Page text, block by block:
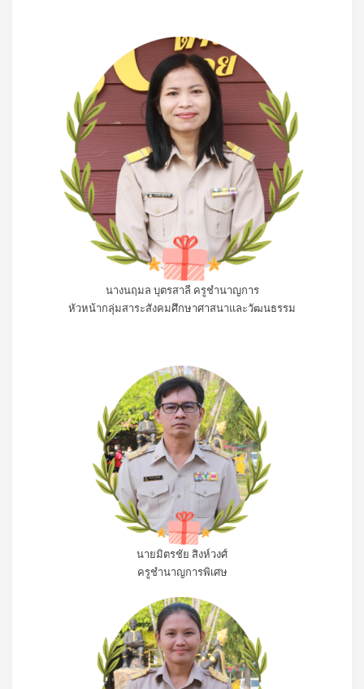
นางนฤมล บุตรสาลี ครูชำนาญการ
หัวหน้ากลุ่มสาระสังคมศึกษาศาสนาและวัฒนธรรม
นายมิตรชัย สิงห์วงศ์
ครูชำนาญการพิเศษ